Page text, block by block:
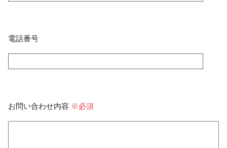
電話番号
お問い合わせ内容 ※必須